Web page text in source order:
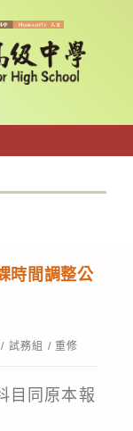
時間調整公
/ 試務組 / 重修
目同原本報